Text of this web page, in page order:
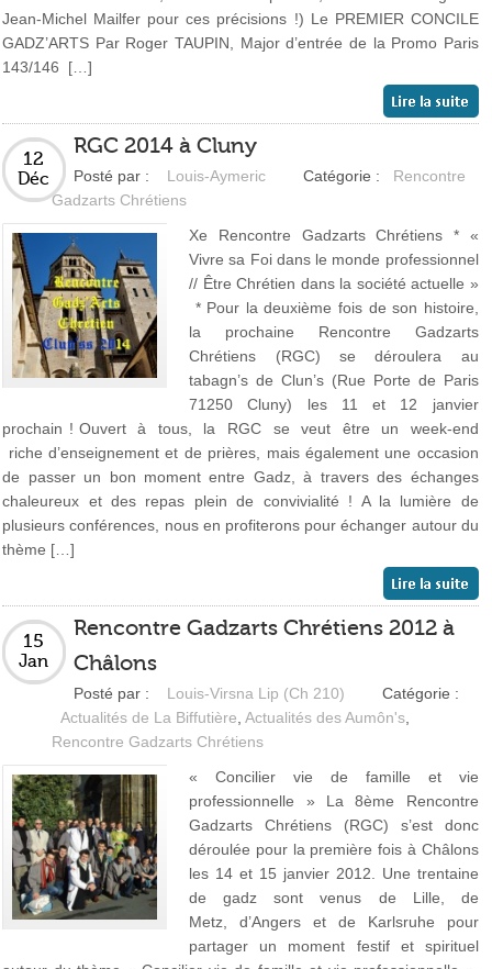
Jean-Michel Mailfer pour ces précisions !) Le PREMIER CONCILE
GADZ’ARTS Par Roger TAUPIN, Major d’entrée de la Promo Paris
143/146 […]
RGC 2014 à Cluny
12
Déc Posté par : Louis-Aymeric Catégorie :
Rencontre
Gadzarts Chrétiens
Xe Rencontre Gadzarts Chrétiens * «
Vivre sa Foi dans le monde professionnel
// Être Chrétien dans la société actuelle »
* Pour la deuxième fois de son histoire,
la prochaine Rencontre Gadzarts
Chrétiens (RGC) se déroulera au
tabagn’s de Clun’s (Rue Porte de Paris
71250 Cluny) les 11 et 12 janvier
prochain ! Ouvert à tous, la RGC se veut être un week-end
riche d’enseignement et de prières, mais également une occasion
de passer un bon moment entre Gadz, à travers des échanges
chaleureux et des repas plein de convivialité ! A la lumière de
plusieurs conférences, nous en profiterons pour échanger autour du
thème […]
Rencontre Gadzarts Chrétiens 2012 à
Châlons
15
Jan
Posté par : Louis-Virsna Lip (Ch 210)
Catégorie :
Actualités de La Biffutière ,Actualités des Aumôn's
Rencontre Gadzarts Chrétiens
« Concilier vie de famille et vie
professionnelle » La 8ème Rencontre
Gadzarts Chrétiens (RGC) s’est donc
déroulée pour la première fois à Châlons
les 14 et 15 janvier 2012. Une trentaine
de gadz sont venus de Lille, de
Metz, d’Angers et de Karlsruhe pour
partager un moment festif et spirituel